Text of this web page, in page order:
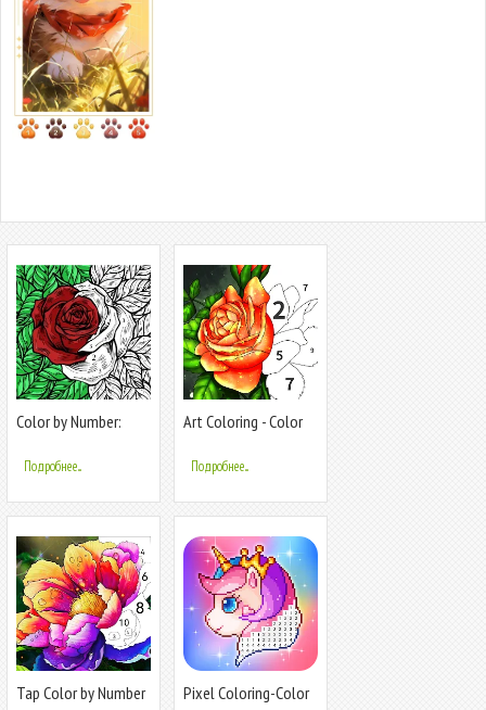
Color by Number:
Подробнее...
Art Coloring - Color
Подробнее...
Tap Color by Number
Pixel Coloring-Color